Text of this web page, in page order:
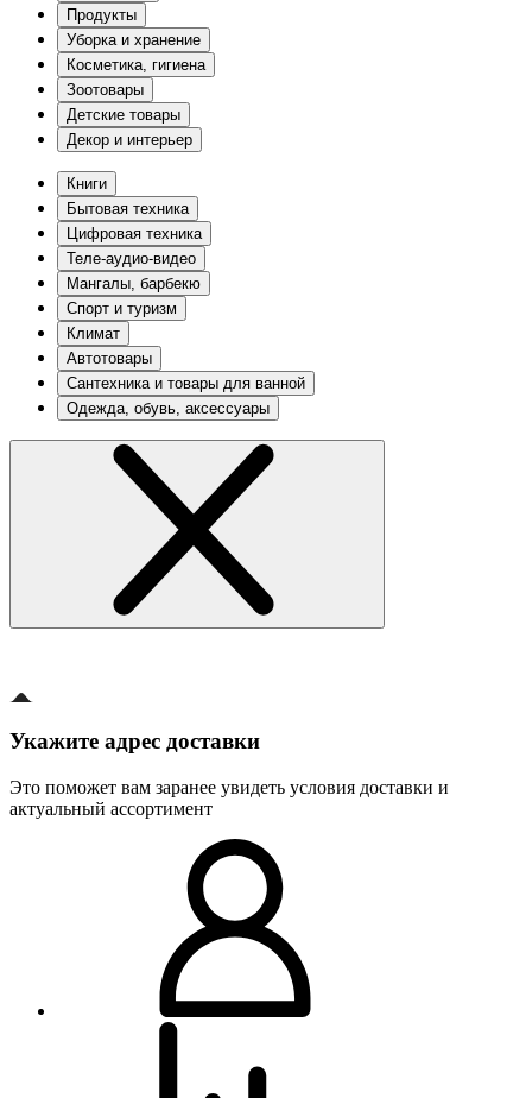
Продукты
Уборка и хранение
Косметика, гигиена
Зоотовары
Детские товары
Декор и интерьер
Книги
Бытовая техника
Цифровая техника
Теле-аудио-видео
Мангалы, барбекю
Спорт и туризм
Климат
Автотовары
Сантехника и товары для ванной
Одежда, обувь, аксессуары
Укажите адрес доставки
Это поможет вам заранее увидеть условия доставки и
актуальный ассортимент